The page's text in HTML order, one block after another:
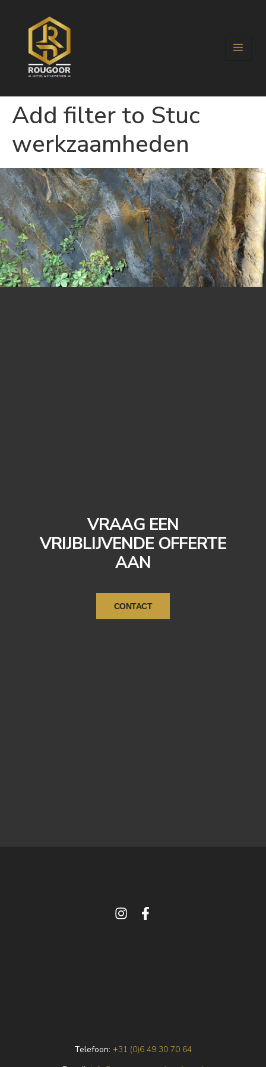
Add filter to Stuc
werkzaamheden
VRAAG EEN
VRIJBLIJVENDE OFFERTE
AAN
CONTACT
Telefoon: +31 (0)6 49 30 70 64